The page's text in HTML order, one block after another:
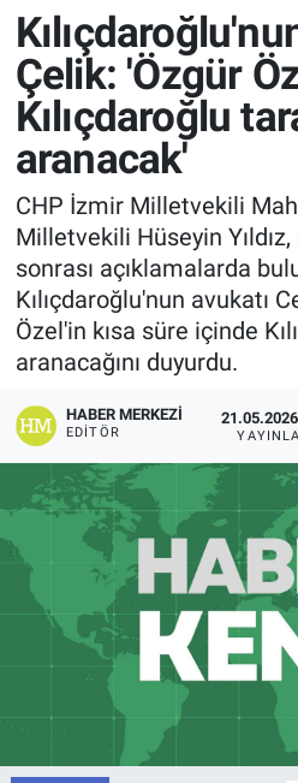
Çelik: 'Özgür
Kılıçdaroğlu
aranacak'
CHP İzmir Milletvekili
Milletvekili Hüseyin
sonrası açıklamalarda
Kılıçdaroğlu'nun avukatı
Özel'in kısa süre içinde
aranacağını duyurdu.
HABER MERKEZI
EDITÖR